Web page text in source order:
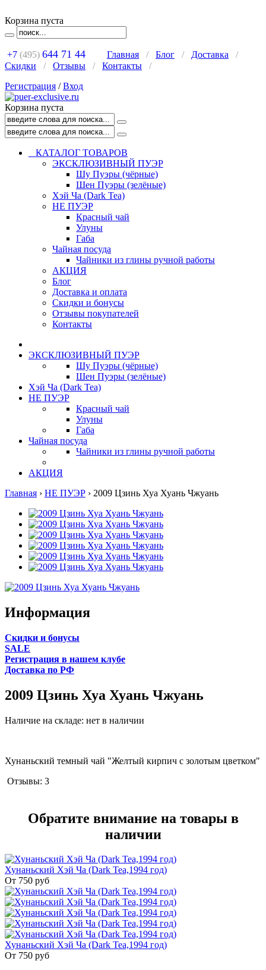
Корзина пуста
+7 (495) 644 71 44 Главная / Блог / Доставка
/
Скидки
/ Отзывы / Контакты
/
Регистрация /Вход
Корзина пуста
КАТАЛОГ ТОВАРОВ
ЭКСКЛЮЗИВНЫЙ ПУЭР
Шу Пуэры (чёрные)
Шен Пуэры (зелёные)
Хэй Ча (Dark Tea)
НЕ ПУЭР
Красный чай
Улуны
Габа
Чайная посуда
Чайники из глины ручной работы
АКЦИЯ
Блог
Доставка и оплата
Скидки и бонусы
Отзывы покупателей
Контакты
ЭКСКЛЮЗИВНЫЙ ПУЭР
Шу Пуэры (чёрные)
Шен Пуэры (зелёные)
Хэй Ча (Dark Tea)
НЕ ПУЭР
Красный чай
Улуны
Габа
Чайная посуда
Чайники из глины ручной работы
АКЦИЯ
Главная › НЕ ПУЭР › 2009 Цзинь Хуа Хуань Чжуань
Информация
Cкидки и бонусы
SALE
Регистрация в нашем клубе
Доставка по РФ
2009 Цзинь Хуа Хуань Чжуань
Наличие на складе: нет в наличии
Хунаньский темный чай "Желтый кирпич с золотым цветком"
Отзывы: 3
Обратите внимание на товары в
наличии
Хунаньский Хэй Ча (Dark Tea,1994 год)
От 750 руб
Хунаньский Хэй Ча (Dark Tea,1994 год)
От 750 руб